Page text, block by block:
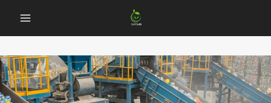
содержанию